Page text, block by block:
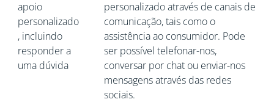
apoio
personalizado
, incluindo
responder a
uma dúvida
personalizado através de canais de
comunicação, tais como o
assistência ao consumidor. Pode
ser possível telefonar-nos,
conversar por chat ou enviar-nos
mensagens através das redes
sociais.